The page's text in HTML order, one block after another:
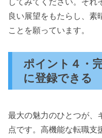
良い展望をもたらし、素
ことを願っています。
ポイント４・
に登録できる
最大の魅力のひとつが、
点です。高機能な転職支